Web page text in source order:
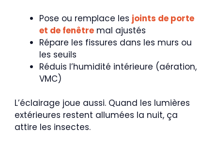
Pose ou remplace les joints de porte
et de fenêtre mal ajustés
Répare les fissures dans les murs ou
les seuils
Réduis l’humidité intérieure (aération,
VMC)
L’éclairage joue aussi. Quand les lumières
extérieures restent allumées la nuit, ça
attire les insectes.